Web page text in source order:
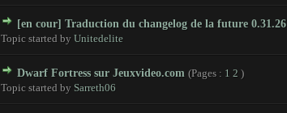
[en cour] Traduction du changelog de la future 0.31.26
Topic started by Unitedelite
0 Votes - 0 sur 5 en moyenne
12345
Dwarf Fortress sur Jeuxvideo.com (Pages : 1 2 )
Topic started by Sarreth06
0 Votes - 0 sur 5 en moyenne
12345